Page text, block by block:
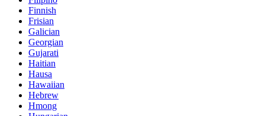
Finnish
Frisian
Galician
Georgian
Gujarati
Haitian
Hausa
Hawaiian
Hebrew
Hmong